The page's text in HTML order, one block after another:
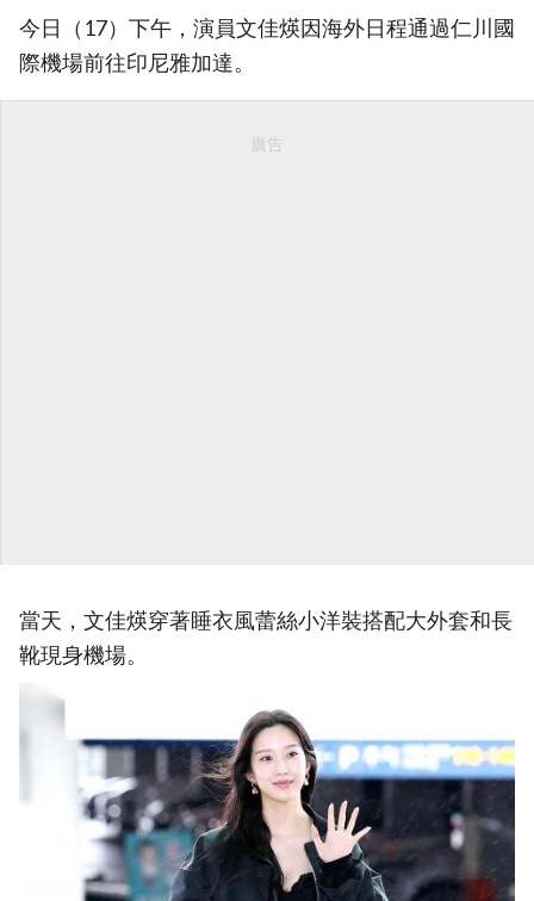
今日（17）下午，演員文佳煐因海外日程通過仁川國
際機場前往印尼雅加達。
廣告
當天，文佳煐穿著睡衣風蕾絲小洋裝搭配大外套和長
靴現身機場。